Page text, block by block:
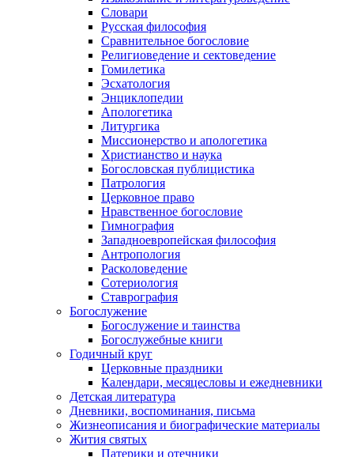
Словари
Русская философия
Сравнительное богословие
Религиоведение и сектоведение
Гомилетика
Эсхатология
Энциклопедии
Апологетика
Литургика
Миссионерство и апологетика
Христианство и наука
Богословская публицистика
Патрология
Церковное право
Нравственное богословие
Гимнография
Западноевропейская философия
Антропология
Расколоведение
Сотериология
Ставрография
Богослужение
Богослужение и таинства
Богослужебные книги
Годичный круг
Церковные праздники
Календари, месяцесловы и ежедневники
Детская литература
Дневники, воспоминания, письма
Жизнеописания и биографические материалы
Жития святых
Патерики и отечники